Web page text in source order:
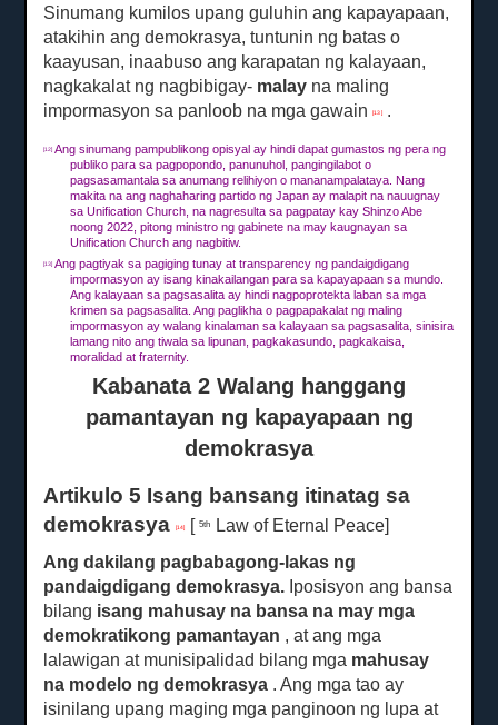
Sinumang kumilos upang guluhin ang kapayapaan,
atakihin ang demokrasya, tuntunin ng batas o
kaayusan, inaabuso ang karapatan ng kalayaan,
nagkakalat ng nagbibigay- malay na maling
impormasyon sa panloob na mga gawain[13 ] .
[12] Ang sinumang pampublikong opisyal ay hindi dapat gumastos ng pera ng
publiko para sa pagpopondo, panunuhol, pangingilabot o
pagsasamantala sa anumang relihiyon o mananampalataya.Nang
makita na ang naghaharing partido ng Japan ay malapit na nauugnay
sa Unification Church, na nagresulta sa pagpatay kay Shinzo Abe
noong 2022, pitong ministro ng gabinete na may kaugnayan sa
Unification Church ang nagbitiw.
[13] Ang pagtiyak sa pagiging tunay at transparency ng pandaigdigang
impormasyon ay isang kinakailangan para sa kapayapaan sa mundo.
Ang kalayaan sa pagsasalita ay hindi nagpoprotekta laban sa mga
krimen sa pagsasalita.Ang paglikha o pagpapakalat ng maling
impormasyon ay walang kinalaman sa kalayaan sa pagsasalita, sinisira
lamang nito ang tiwala sa lipunan, pagkakasundo, pagkakaisa,
moralidad at fraternity.
Kabanata 2 Walang hanggang
pamantayan ng kapayapaan ng
demokrasya
Artikulo 5 Isang bansang itinatag sa
demokrasya[14] [5th
Law of Eternal Peace]
Ang dakilang pagbabagong-lakas ng
pandaigdigang demokrasya. Iposisyon ang bansa
bilang isang mahusay na bansa na may mga
demokratikong pamantayan , at ang mga
lalawigan at munisipalidad bilang mga mahusay
na modelo ng demokrasya .Ang mga tao ay
isinilang upang maging mga panginoon ng lupa at